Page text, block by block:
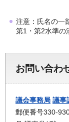
注意：氏名の一
第1・第2水準の
お問い合わ
議会事務局 議事
郵便番号330-